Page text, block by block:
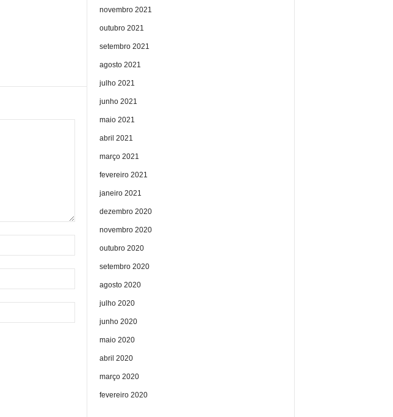
novembro 2021
outubro 2021
setembro 2021
agosto 2021
julho 2021
junho 2021
maio 2021
abril 2021
março 2021
fevereiro 2021
janeiro 2021
dezembro 2020
novembro 2020
outubro 2020
setembro 2020
agosto 2020
julho 2020
junho 2020
maio 2020
abril 2020
março 2020
fevereiro 2020